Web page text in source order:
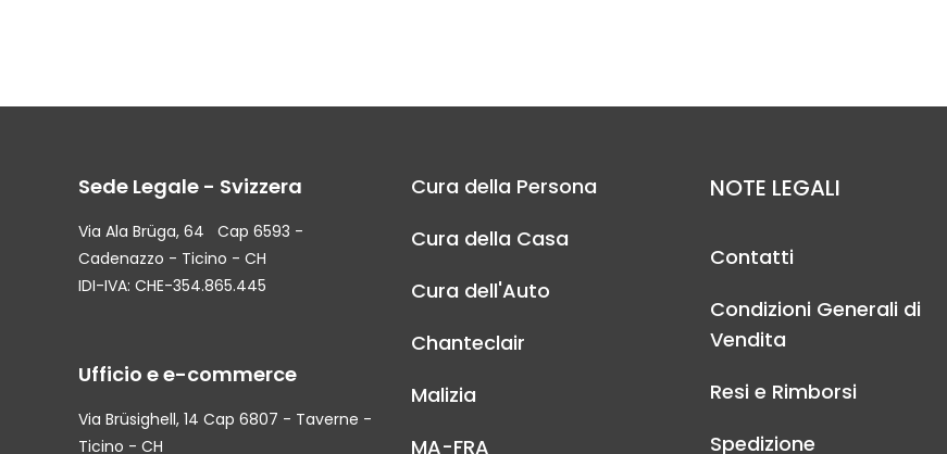
Sede Legale - Svizzera
Via Ala Brüga, 64 Cap 6593 -
Cadenazzo - Ticino - CH
IDI-IVA: CHE-354.865.445
Ufficio e e-commerce
Via Brüsighell, 14 Cap 6807 - Taverne -
Ticino - CH
Cura della Persona
Cura della Casa
Cura dell'Auto
Chanteclair
Malizia
MA-FRA
NOTE LEGALI
Contatti
Condizioni Generali di
Vendita
Resi e Rimborsi
Spedizione